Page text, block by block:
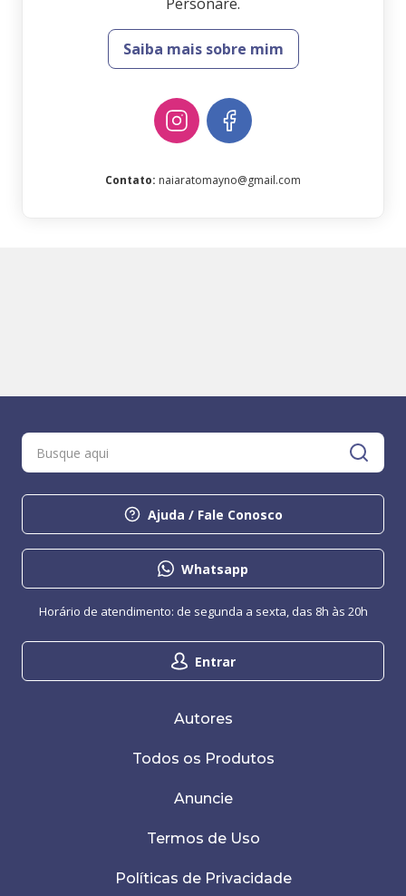
Saiba mais sobre mim
Contato: naiaratomayno@gmail.com
Ajuda / Fale Conosco
Whatsapp
Entrar
Horário de atendimento: de segunda a sexta, das 8h às 20h
Autores
Todos os Produtos
Anuncie
Termos de Uso
Políticas de Privacidade